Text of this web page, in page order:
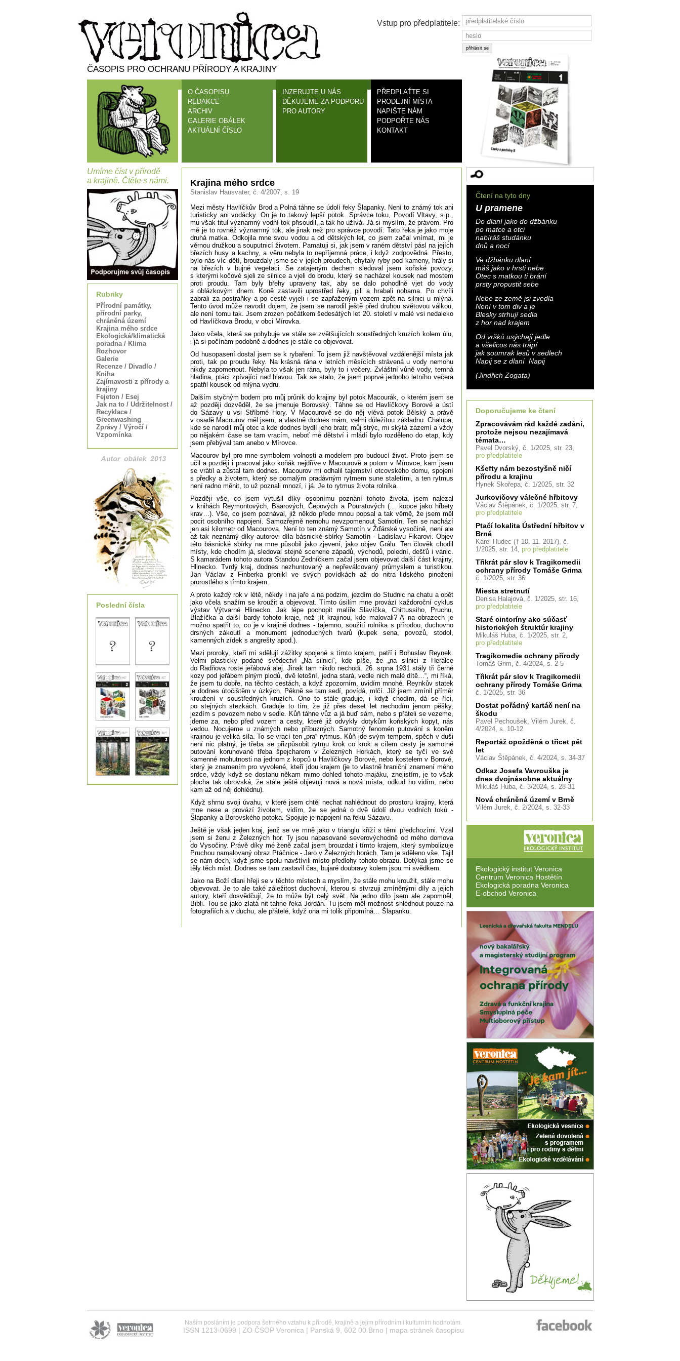
Vstup pro předplatitele:
ČASOPIS PRO OCHRANU PŘÍRODY A KRAJINY
O ČASOPISU
REDAKCE
ARCHIV
GALERIE OBÁLEK
AKTUÁLNÍ ČÍSLO
INZERUJTE U NÁS
DĚKUJEME ZA PODPORU
PRO AUTORY
PŘEDPLAŤTE SI
PRODEJNÍ MÍSTA
NAPIŠTE NÁM
PODPOŘTE NÁS
KONTAKT
Umíme číst v přírodě
a krajině. Čtěte s námi.
Rubriky
Přírodní památky,
přírodní parky,
chráněná území
Krajina mého srdce
Ekologická/klimatická
poradna / Klima
Rozhovor
Galerie
Recenze / Divadlo /
Kniha
Zajímavosti z přírody a
krajiny
Fejeton / Esej
Jak na to / Udržitelnost /
Recyklace /
Greenwashing
Zprávy / Výročí /
Vzpomínka
Poslední čísla
Čtení na tyto dny
U pramene
Do dlaní jako do džbánku
po matce a otci
nabíráš studánku
dnů a nocí
Ve džbánku dlaní
máš jako v hrsti nebe
Otec s matkou ti brání
prsty propustit sebe
Nebe ze země jsi zvedla
Není v tom div a je
Blesky strhují sedla
z hor nad krajem
Od vršků usýchají jedle
a všelicos nás trápí
jak soumrak lesů v sedlech
Napij se z dlaní Napij
(Jindřich Zogata)
Doporučujeme ke čtení
Zpracovávám rád každé zadání,
protože nejsou nezajímavá
témata…
Pavel Dvorský, č. 1/2025, str. 23,
pro předplatitele
Kšefty nám bezostyšně ničí
přírodu a krajinu
Hynek Skořepa, č. 1/2025, str. 32
Jurkovičovy válečné hřbitovy
Václav Štěpánek, č. 1/2025, str. 7,
pro předplatitele
Ptačí lokalita Ústřední hřbitov v
Brně
Karel Hudec († 10. 11. 2017), č.
1/2025, str. 14, pro předplatitele
Třikrát pár slov k Tragikomedii
ochrany přírody Tomáše Grima
č. 1/2025, str. 36
Miesta stretnutí
Denisa Halajová, č. 1/2025, str. 16,
pro předplatitele
Staré cintoríny ako súčasť
historických štruktúr krajiny
Mikuláš Huba, č. 1/2025, str. 2,
pro předplatitele
Tragikomedie ochrany přírody
Tomáš Grim, č. 4/2024, s. 2-5
Třikrát pár slov k Tragikomedii
ochrany přírody Tomáše Grima
č. 1/2025, str. 36
Dostat pořádný kartáč není na
škodu
Pavel Pechoušek, Vilém Jurek, č.
4/2024, s. 10-12
Reportáž opožděná o třicet pět
let
Václav Štěpánek, č. 4/2024, s. 34-37
Odkaz Josefa Vavrouška je
dnes dvojnásobne aktuálny
Mikuláš Huba, č. 3/2024, s. 28-31
Nová chráněná území v Brně
Vilém Jurek, č. 2/2024, s. 32-33
Ekologický institut Veronica
Centrum Veronica Hostětín
Ekologická poradna Veronica
E-obchod Veronica
Krajina mého srdce
Stanislav Hausvater, č. 4/2007, s. 19
Mezi městy Havlíčkův Brod a Polná táhne se údolí řeky Šlapanky. Není to známý tok ani
turisticky ani vodácky. On je to takový lepší potok. Správce toku, Povodí Vltavy, s.p.,
mu však titul významný vodní tok přisoudil, a tak ho užívá. Já si myslím, že právem. Pro
mě je to rovněž významný tok, ale jinak než pro správce povodí. Tato řeka je jako moje
druhá matka. Odkojila mne svou vodou a od dětských let, co jsem začal vnímat, mi je
věrnou družkou a souputnicí životem. Pamatuji si, jak jsem v raném dětství pásl na jejích
březích husy a kachny, a věru nebyla to nepříjemná práce, i když zodpovědná. Přesto,
bylo nás víc dětí, brouzdaly jsme se v jejích proudech, chytaly ryby pod kameny, hrály si
na březích v bujné vegetaci. Se zatajeným dechem sledoval jsem koňské povozy,
s kterými kočové sjeli ze silnice a vjeli do brodu, který se nacházel kousek nad mostem
proti proudu. Tam byly břehy upraveny tak, aby se dalo pohodlně vjet do vody
s oblázkovým dnem. Koně zastavili uprostřed řeky, pili a hrabali nohama. Po chvíli
zabrali za postraňky a po cestě vyjeli i se zapřaženým vozem zpět na silnici u mlýna.
Tento úvod může navodit dojem, že jsem se narodil ještě před druhou světovou válkou,
ale není tomu tak. Jsem zrozen počátkem šedesátých let 20. století v malé vsi nedaleko
od Havlíčkova Brodu, v obci Mírovka.
Jako včela, která se pohybuje ve stále se zvětšujících soustředných kruzích kolem úlu,
i já si počínám podobně a dodnes je stále co objevovat.
Od husopasení dostal jsem se k rybaření. To jsem již navštěvoval vzdálenější místa jak
proti, tak po proudu řeky. Na krásná rána v letních měsících strávená u vody nemohu
nikdy zapomenout. Nebyla to však jen rána, byly to i večery. Zvláštní vůně vody, temná
hladina, ptáci zpívající nad hlavou. Tak se stalo, že jsem poprvé jednoho letního večera
spatřil kousek od mlýna vydru.
Dalším styčným bodem pro můj průnik do krajiny byl potok Macourák, o kterém jsem se
až později dozvěděl, že se jmenuje Borovský. Táhne se od Havlíčkovy Borové a ústí
do Sázavy u vsi Stříbrné Hory. V Macourově se do něj vlévá potok Bělský a právě
v osadě Macourov měl jsem, a vlastně dodnes mám, velmi důležitou základnu. Chalupa,
kde se narodil můj otec a kde dodnes bydlí jeho bratr, můj strýc, mi skýtá zázemí a vždy
po nějakém čase se tam vracím, neboť mé dětství i mládí bylo rozděleno do etap, kdy
jsem přebýval tam anebo v Mírovce.
Macourov byl pro mne symbolem volnosti a modelem pro budoucí život. Proto jsem se
učil a později i pracoval jako koňák nejdříve v Macourově a potom v Mírovce, kam jsem
se vrátil a zůstal tam dodnes. Macourov mi odhalil tajemství otcovského domu, spojení
s předky a životem, který se pomalým pradávným rytmem sune staletími, a ten rytmus
není radno měnit, to už poznali mnozí, i já. Je to rytmus života rolníka.
Později vše, co jsem vytušil díky osobnímu poznání tohoto života, jsem nalézal
v knihách Reymontových, Baarových, Čepových a Pouratových (… kopce jako hřbety
krav…). Vše, co jsem poznával, již někdo přede mnou popsal a tak věrně, že jsem měl
pocit osobního napojení. Samozřejmě nemohu nevzpomenout Samotín. Ten se nachází
jen asi kilometr od Macourova. Není to ten známý Samotín v Žďárské vysočině, není ale
až tak neznámý díky autorovi díla básnické sbírky Samotín - Ladislavu Fikarovi. Objev
této básnické sbírky na mne působil jako zjevení, jako objev Grálu. Ten člověk chodil
místy, kde chodím já, sledoval stejné scenerie západů, východů, polední, dešťů i vánic.
S kamarádem tohoto autora Standou Zedníčkem začal jsem objevovat další část krajiny,
Hlinecko. Tvrdý kraj, dodnes nezhuntovaný a nepřeválcovaný průmyslem a turistikou.
Jan Václav z Finberka pronikl ve svých povídkách až do nitra lidského pinožení
prorostlého s tímto krajem.
A proto každý rok v létě, někdy i na jaře a na podzim, jezdím do Studnic na chatu a opět
jako včela snažím se kroužit a objevovat. Tímto úsilím mne provází každoroční cyklus
výstav Výtvarné Hlinecko. Jak lépe pochopit malíře Slavíčka, Chittussiho, Pruchu,
Blažíčka a další bardy tohoto kraje, než jít krajinou, kde malovali? A na obrazech je
možno spatřit to, co je v krajině dodnes - tajemno, soužití rolníka s přírodou, duchovno
drsných zákoutí a monument jednoduchých tvarů (kupek sena, povozů, stodol,
kamenných zídek s angrešty apod.).
Mezi proroky, kteří mi sdělují zážitky spojené s tímto krajem, patří i Bohuslav Reynek.
Velmi plasticky podané svědectví „Na silnici“, kde píše, že „na silnici z Herálce
do Radňova roste jeřábová alej. Jinak tam nikdo nechodí. 26. srpna 1931 stály tři černé
kozy pod jeřábem plným plodů, dvě letošní, jedna stará, vedle nich malé dítě…“, mi říká,
že jsem tu dobře, na těchto cestách, a když zpozorním, uvidím mnohé. Reynkův statek
je dodnes útočištěm v úzkých. Pěkně se tam sedí, povídá, mlčí. Již jsem zmínil příměr
kroužení v soustředných kruzích. Ono to stále graduje, i když chodím, dá se říci,
po stejných stezkách. Graduje to tím, že již přes deset let nechodím jenom pěšky,
jezdím s povozem nebo v sedle. Kůň táhne vůz a já buď sám, nebo s přáteli se vezeme,
jdeme za, nebo před vozem a cesty, které již odvykly dotykům koňských kopyt, nás
vedou. Nocujeme u známých nebo příbuzných. Samotný fenomén putování s koněm
krajinou je veliká síla. To se vrací ten „pra“ rytmus. Kůň jde svým tempem, spěch v duši
není nic platný, je třeba se přizpůsobit rytmu krok co krok a cílem cesty je samotné
putování korunované třeba špejcharem v Železných Horkách, který se tyčí ve své
kamenné mohutnosti na jednom z kopců u Havlíčkovy Borové, nebo kostelem v Borové,
který je znamením pro vyvolené, kteří jdou krajem (je to vlastně hraniční znamení mého
srdce, vždy když se dostanu někam mimo dohled tohoto majáku, znejistím, je to však
plocha tak obrovská, že stále ještě objevuji nová a nová místa, odkud ho vidím, nebo
kam až od něj dohlédnu).
Když shrnu svoji úvahu, v které jsem chtěl nechat nahlédnout do prostoru krajiny, která
mne nese a provází životem, vidím, že se jedná o dvě údolí dvou vodních toků -
Šlapanky a Borovského potoka. Spojuje je napojení na řeku Sázavu.
Ještě je však jeden kraj, jenž se ve mně jako v trianglu kříží s těmi předchozími. Vzal
jsem si ženu z Železných hor. Ty jsou napasované severovýchodně od mého domova
do Vysočiny. Právě díky mé ženě začal jsem brouzdat i tímto krajem, který symbolizuje
Pruchou namalovaný obraz Ptáčnice - Jaro v Železných horách. Tam je sděleno vše. Tajil
se nám dech, když jsme spolu navštívili místo předlohy tohoto obrazu. Dotýkali jsme se
těly těch míst. Dodnes se tam zastavil čas, bujaré doubravy kolem jsou mi svědkem.
Jako na Boží dlani hřeji se v těchto místech a myslím, že stále mohu kroužit, stále mohu
objevovat. Je to ale také záležitost duchovní, kterou si stvrzuji zmíněnými díly a jejich
autory, kteří dosvědčují, že to může být celý svět. Na jedno dílo jsem ale zapomněl,
Bibli. Tou se jako zlatá nit táhne řeka Jordán. Tu jsem měl možnost shlédnout pouze na
fotografiích a v duchu, ale přátelé, když ona mi tolik připomíná… Šlapanku.
Naším posláním je podpora šetrného vztahu k přírodě, krajině a jejím přírodním i kulturním hodnotám.
ISSN 1213-0699 | ZO ČSOP Veronica | Panská 9, 602 00 Brno | mapa stránek časopisu